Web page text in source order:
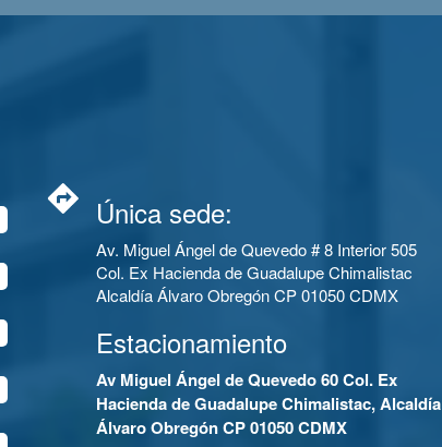
Única sede:
Av. Miguel Ángel de Quevedo # 8 Interior 505
Col. Ex Hacienda de Guadalupe Chimalistac
Alcaldía Álvaro Obregón CP 01050 CDMX
Estacionamiento
Av Miguel Ángel de Quevedo 60 Col. Ex
Hacienda de Guadalupe Chimalistac, Alcaldía
Álvaro Obregón CP 01050 CDMX